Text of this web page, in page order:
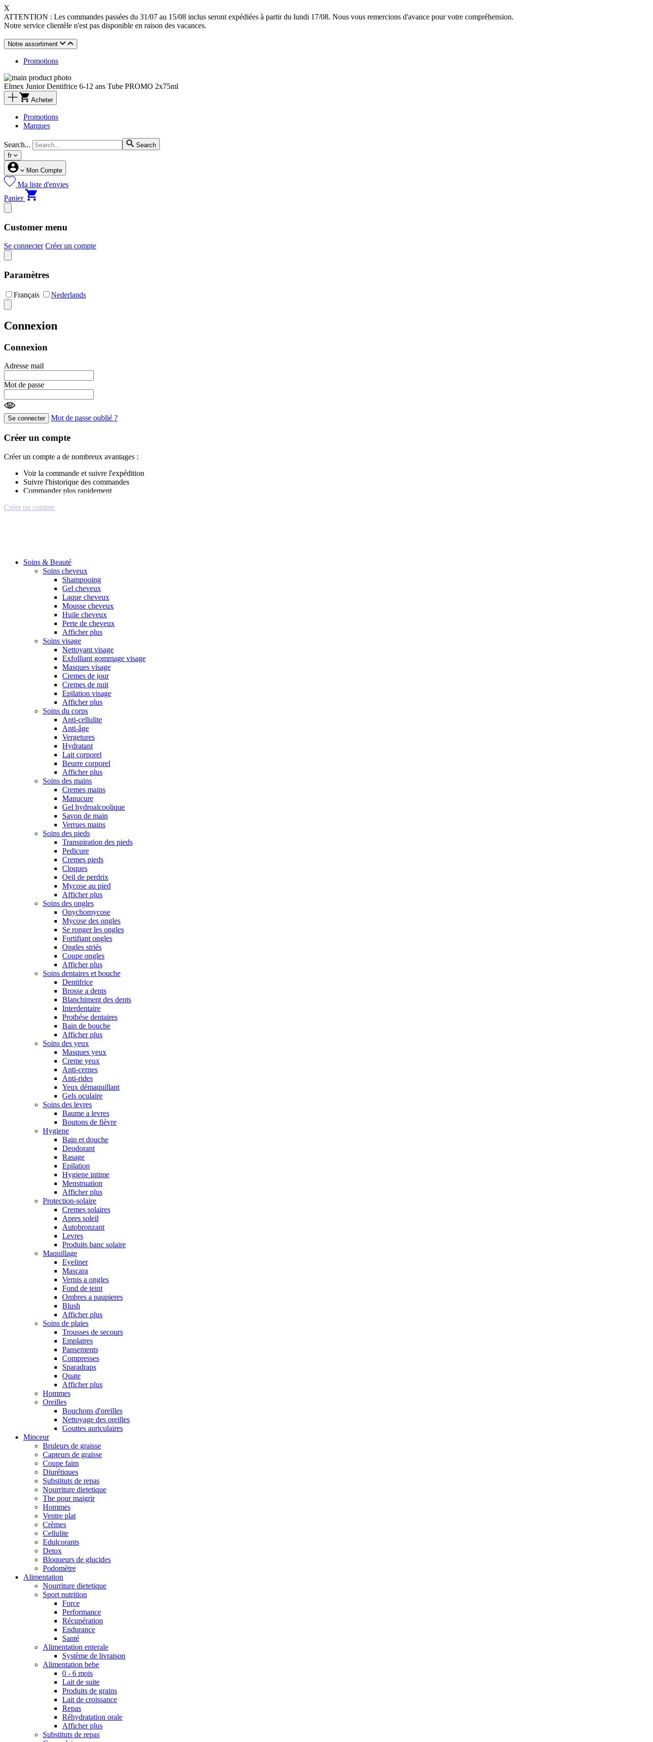
X
ATTENTION : Les commandes passées du 31/07 au 15/08 inclus seront expédiées à partir du lundi 17/08. Nous vous remercions d'avance pour votre compréhension.
Notre service clientèle n'est pas disponible en raison des vacances.
Notre assortiment
Promotions
Elmex Junior Dentifrice 6-12 ans Tube PROMO 2x75ml
Acheter
Promotions
Marques
Search...
Search
fr
Mon Compte
Ma liste d'envies
Panier
Customer menu
Se connecter Créer un compte
Paramètres
Français Nederlands
Connexion
Connexion
Adresse mail
Mot de passe
Se connecter Mot de passe oublié ?
Créer un compte
Créer un compte a de nombreux avantages :
Voir la commande et suivre l'expédition
Suivre l'historique des commandes
Commander plus rapidement
Créer un compte
Soins & Beauté
Soins cheveux
Shampooing
Gel cheveux
Laque cheveux
Mousse cheveux
Huile cheveux
Perte de cheveux
Afficher plus
Soins visage
Nettoyant visage
Exfolliant gommage visage
Masques visage
Cremes de jour
Cremes de nuit
Epilation visage
Afficher plus
Soins du corps
Anti-cellulite
Anti-âge
Vergetures
Hydratant
Lait corporel
Beurre corporel
Afficher plus
Soins des mains
Cremes mains
Manucure
Gel hydroalcoolique
Savon de main
Verrues mains
Soins des pieds
Transpiration des pieds
Pedicure
Cremes pieds
Cloques
Oeil de perdrix
Mycose au pied
Afficher plus
Soins des ongles
Onychomycose
Mycose des ongles
Se ronger les ongles
Fortifiant ongles
Ongles striés
Coupe ongles
Afficher plus
Soins dentaires et bouche
Dentifrice
Brosse a dents
Blanchiment des dents
Interdentaire
Prothése dentaires
Bain de bouche
Afficher plus
Soins des yeux
Masques yeux
Creme yeux
Anti-cernes
Anti-rides
Yeux démaquillant
Gels oculaire
Soins des levres
Baume a levres
Boutons de fièvre
Hygiene
Bain et douche
Deodorant
Rasage
Epilation
Hygiene intime
Menstruation
Afficher plus
Protection-solaire
Cremes solaires
Apres soleil
Autobronzant
Levres
Produits banc solaire
Maquillage
Eyeliner
Mascara
Vernis a ongles
Fond de teint
Ombres a paupieres
Blush
Afficher plus
Soins de plaies
Trousses de secours
Emplatres
Pansements
Compresses
Sparadraps
Ouate
Afficher plus
Hommes
Oreilles
Bouchons d'oreilles
Nettoyage des oreilles
Gouttes auriculaires
Minceur
Bruleurs de graisse
Capteurs de graisse
Coupe faim
Diurétiques
Substituts de repas
Nourriture dietetique
The pour maigrir
Hommes
Ventre plat
Crèmes
Cellulite
Edulcorants
Detox
Bloqueurs de glucides
Podomètre
Alimentation
Nourriture dietetique
Sport nutrition
Force
Performance
Récupération
Endurance
Santé
Alimentation enterale
Système de livraison
Alimentation bebe
0 - 6 mois
Lait de suite
Produits de grains
Lait de croissance
Repas
Réhydratation orale
Afficher plus
Substituts de repas